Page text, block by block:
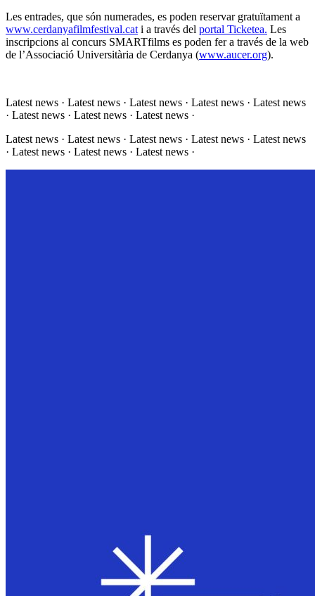
Les entrades, que són numerades, es poden reservar gratuïtament a
www.cerdanyafilmfestival.cat i a través del portal Ticketea. Les
inscripcions al concurs SMARTfilms es poden fer a través de la web
de l’Associació Universitària de Cerdanya (www.aucer.org).
Latest news · Latest news · Latest news · Latest news · Latest news
· Latest news · Latest news · Latest news ·
Latest news · Latest news · Latest news · Latest news · Latest news
· Latest news · Latest news · Latest news ·